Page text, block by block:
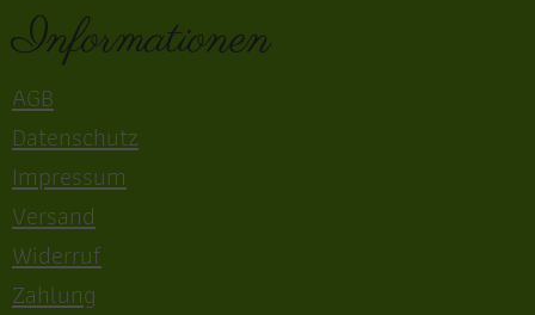
Informationen
AGB
Datenschutz
Impressum
Versand
Widerruf
Zahlung